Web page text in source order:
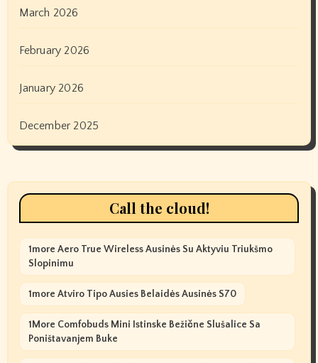
March 2026
February 2026
January 2026
December 2025
Call the cloud!
1more Aero True Wireless Ausinės Su Aktyviu Triukšmo
Slopinimu
1more Atviro Tipo Ausies Belaidės Ausinės S70
1More Comfobuds Mini Istinske Bežične Slušalice Sa
Poništavanjem Buke